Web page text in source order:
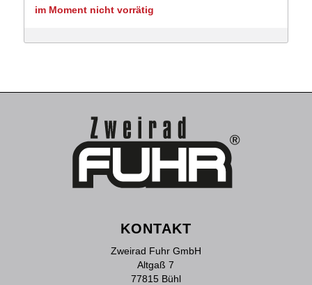
Preis
3,499 €
Preis
1,999 €.
im Moment nicht vorrätig
KONTAKT
Zweirad Fuhr GmbH
Altgaß 7
77815 Bühl